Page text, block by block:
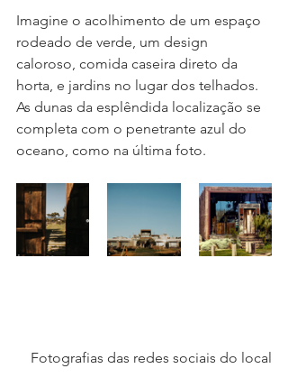
Imagine o acolhimento de um espaço
rodeado de verde, um design
caloroso, comida caseira direto da
horta, e jardins no lugar dos telhados.
As dunas da esplêndida localização se
completa com o penetrante azul do
oceano, como na última foto.
Fotografias das redes sociais do local